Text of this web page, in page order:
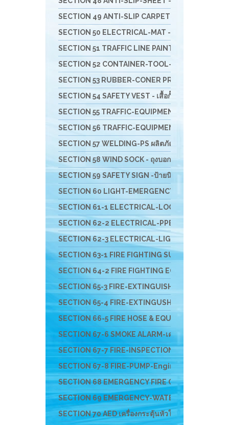
SECTION 49 ANTI-SLIP CARPET & RUBBER
SECTION 50 ELECTRICAL-MAT - แผ่นพื้นยางกันไ
SECTION 51 TRAFFIC LINE PAINTING -งานทาสี ตี
SECTION 52 CONTAINER-TOOL-CUSTO-รถเข็น-
SECTION 53 RUBBER-CONER PROTECTORS - ย
SECTION 54 SAFETY VEST - เสื้อกั๊กจราจร
SECTION 55 TRAFFIC-EQUIPMENT - อุปกรณ์งานจ
SECTION 56 TRAFFIC-EQUIPMENT
SECTION 57 WELDING-PS ผลิตภัณฑ์
SECTION 58 WIND SOCK - ถุงบอกทิศทางลม
SECTION 59 SAFETY SIGN -ป้ายนิรภัย-เครื่องพิมม์
SECTION 60 LIGHT-EMERGENCY-ไฟฉุกเฉินนิรภั
SECTION 61-1 ELECTRICAL-LOCKOUT
SECTION 62-2 ELECTRICAL-PPE &
SECTION 62-3 ELECTRICAL-LIGHT-ติดตั้งสายล่อฟ้
SECTION 63-1 FIRE FIGHTING SUIT ชุดผจญเพลิง
SECTION 64-2 FIRE FIGHTING EQUIPMENT อุป
SECTION 65-3 FIRE-EXTINGUISHER & FIRE
SECTION 65-4 FIRE-EXTINGUSHER-EV-แบตเตอรี่
SECTION 66-5 FIRE HOSE & EQUIPMENTS อุปก
SECTION 67-6 SMOKE ALARM-เครื่องจับควัน-ไฟ
SECTION 67-7 FIRE-INSPECTION-SERVICE-บริก
SECTION 67-8 FIRE-PUMP-Engine-ปั๊มหาบหาม-เ
SECTION 68 EMERGENCY FIRE CHEM
SECTION 69 EMERGENCY-WATER-RESCUS-อุป
SECTION 70 AED เครื่องกระตุ้นหัวใจ และอุปกรณ์สำ